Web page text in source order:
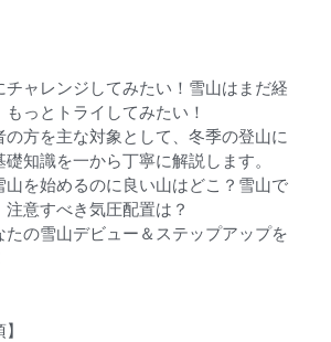
ャレンジしてみたい！雪山はまだ経
っとトライしてみたい！
の方を主な対象として、冬季の登山に
知識を一から丁寧に解説します。
山を始めるのに良い山はどこ？雪山で
意すべき気圧配置は？
の雪山デビュー＆ステップアップを